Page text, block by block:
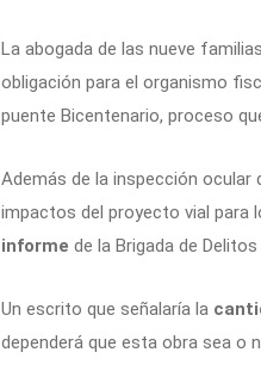
La abogada de las nueve
obligación para el organismo
puente Bicentenario, proceso
Además de la inspección
impactos del proyecto vial para
informe de la Brigada de
Un escrito que señalaría la
dependerá que esta obra sea o